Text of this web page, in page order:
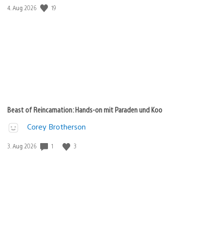
Veröffentlichungsdatum:
4. Aug 2026 19
Beast of Reincarnation: Hands-on mit Paraden und Koo
Corey Brotherson
Veröffentlichungsdatum:
3. Aug 2026 1 3